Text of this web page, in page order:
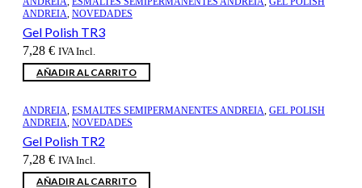
ANDREIA, NOVEDADES
Gel Polish TR3
7,28 € IVA Incl.
AÑADIR AL CARRITO
ANDREIA, ESMALTES SEMIPERMANENTES ANDREIA, GEL POLISH
ANDREIA, NOVEDADES
Gel Polish TR2
7,28 € IVA Incl.
AÑADIR AL CARRITO